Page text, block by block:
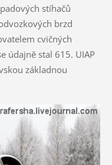
stíhačů
brzd
cvičných
údajně stal 615. UIAP
základnou